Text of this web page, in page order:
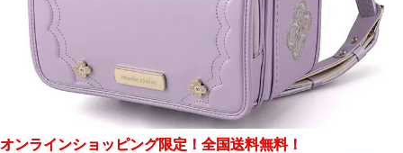
オンラインショッピング限定！全国送料無料！